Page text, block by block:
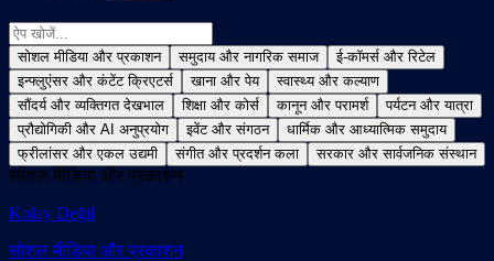
सोशल मीडिया और प्रकाशन समुदाय और नागरिक समाज
ई-कॉमर्स और रिटेल
इन्फ्लुएंसर और कंटेंट क्रिएटर्स
खाना और पेय
स्वास्थ्य और कल्याण
सौंदर्य और व्यक्तिगत देखभाल
शिक्षा और कोर्स कानून और परामर्श
पर्यटन और यात्रा
प्रौद्योगिकी और AI अनुप्रयोग
इवेंट और संगठन
धार्मिक और आध्यात्मिक समुदाय
फ्रीलांसर और एकल उद्यमी
संगीत और प्रदर्शन कला सरकार और सार्वजनिक संस्थान
सोशल मीडिया और प्रकाशन
Kolay Değil
सोशल मीडिया और प्रकाशन